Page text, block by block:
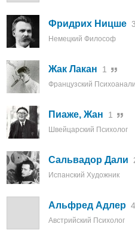
Фридрих Ницше
Немецкий Философ
Жак Лакан 1
Французский
Пиаже, Жан 1
Швейцарский Психолог
Сальвадор Дали
Испанский Художник
Альфред Адлер
Австрийский Психолог